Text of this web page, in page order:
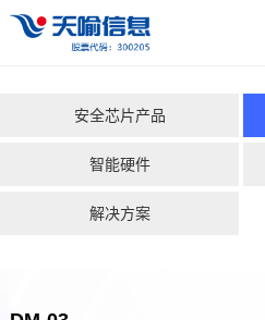
安全芯片产品
智能硬件
解决方案